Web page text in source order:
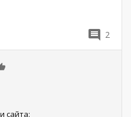
2
сайта: